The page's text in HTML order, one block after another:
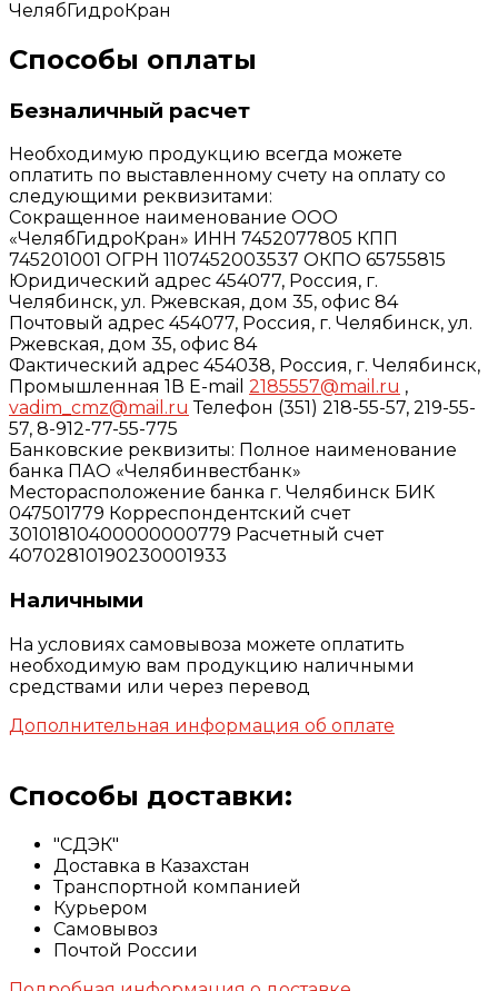
ЧелябГидроКран
Способы оплаты
Безналичный расчет
Необходимую продукцию всегда можете
оплатить по выставленному счету на оплату со
следующими реквизитами:
Сокращенное наименование ООО
«ЧелябГидроКран» ИНН 7452077805 КПП
745201001 ОГРН 1107452003537 ОКПО 65755815
Юридический адрес 454077, Россия, г.
Челябинск, ул. Ржевская, дом 35, офис 84
Почтовый адрес 454077, Россия, г. Челябинск, ул.
Ржевская, дом 35, офис 84
Фактический адрес 454038, Россия, г. Челябинск,
Промышленная 1В E-mail 2185557@mail.ru ,
vadim_cmz@mail.ru Телефон (351) 218-55-57, 219-55-
57, 8-912-77-55-775
Банковские реквизиты: Полное наименование
банка ПАО «Челябинвестбанк»
Месторасположение банка г. Челябинск БИК
047501779 Корреспондентский счет
30101810400000000779 Расчетный счет
40702810190230001933
Наличными
На условиях самовывоза можете оплатить
необходимую вам продукцию наличными
средствами или через перевод
Дополнительная информация об оплате
Способы доставки:
"СДЭК"
Доставка в Казахстан
Транспортной компанией
Курьером
Самовывоз
Почтой России